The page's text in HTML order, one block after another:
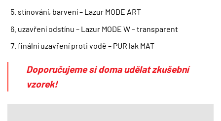
stínování, barvení – Lazur MODE ART
uzavření odstínu – Lazur MODE W – transparent
finální uzavření proti vodě – PUR lak MAT
Doporučujeme si doma udělat zkušební
vzorek!